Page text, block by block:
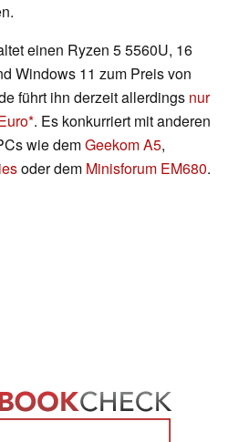
einen Ryzen 5 5560U, 16
Windows 11 zum Preis von
führt ihn derzeit allerdings nur
. Es konkurriert mit anderen
wie demGeekom A5,
oder dem Minisforum EM680.